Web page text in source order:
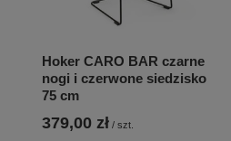
Hoker CARO BAR czarne
nogi i czerwone siedzisko
75 cm
379,00 zł / szt.